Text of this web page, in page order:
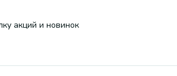
акций и новинок